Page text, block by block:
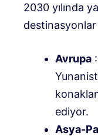
2030 yılında
Avrupa
ediyor.
Asya-